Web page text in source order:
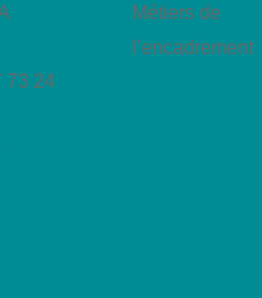
73 24
Métiers de
l’encadrement